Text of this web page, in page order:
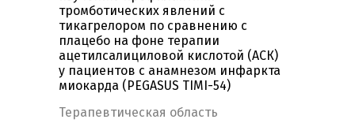
тромботических явлений с
тикагрелором по сравнению с
плацебо на фоне терапии
ацетилсалициловой кислотой (АСК)
у пациентов с анамнезом инфаркта
миокарда (PEGASUS TIMI-54)
Терапевтическая область